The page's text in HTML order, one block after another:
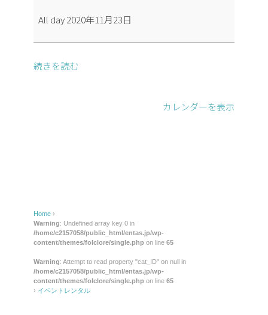
ベ
ン
All day2020年11月23日
続きを読む
カレンダーを表示
Home ›
Warning: Undefined array key 0 in
/home/c2157058/public_html/entas.jp/wp-
content/themes/folclore/single.php on line 65
Warning: Attempt to read property "cat_ID" on null in
/home/c2157058/public_html/entas.jp/wp-
content/themes/folclore/single.php on line 65
› イベントレンタル